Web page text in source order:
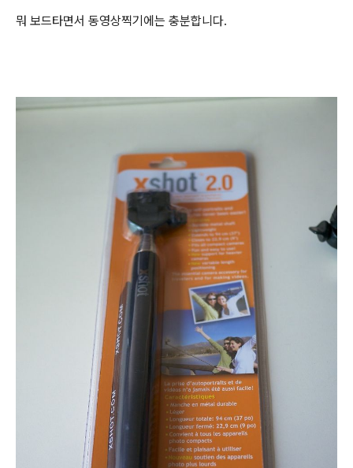
뭐 보드타면서 동영상찍기에는 충분합니다.